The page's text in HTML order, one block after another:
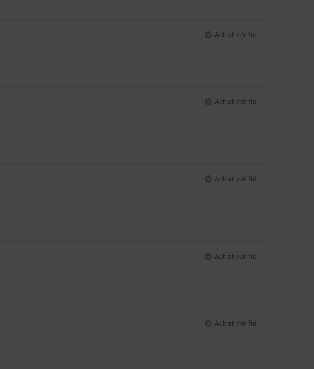
Achat vérifié
Achat vérifié
Achat vérifié
Achat vérifié
Achat vérifié